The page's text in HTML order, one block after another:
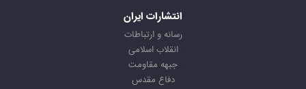
انتشارات ایران
رسانه و ارتباطات
انقلاب اسلامی
جبهه مقاومت
دفاع مقدس